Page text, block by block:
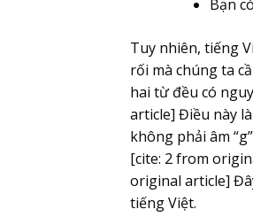
Bạn
Tuy nhiên, tiếng
rối mà chúng ta
hai từ đều có
article] Điều này
không phải âm
[cite: 2 from
original article]
tiếng Việt.